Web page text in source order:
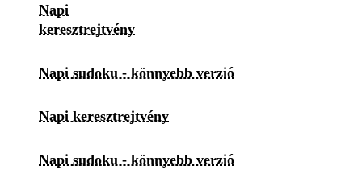
Napi
keresztrejtvény
Napi sudoku - könnyebb verzió
Napi keresztrejtvény
Napi sudoku - könnyebb verzió